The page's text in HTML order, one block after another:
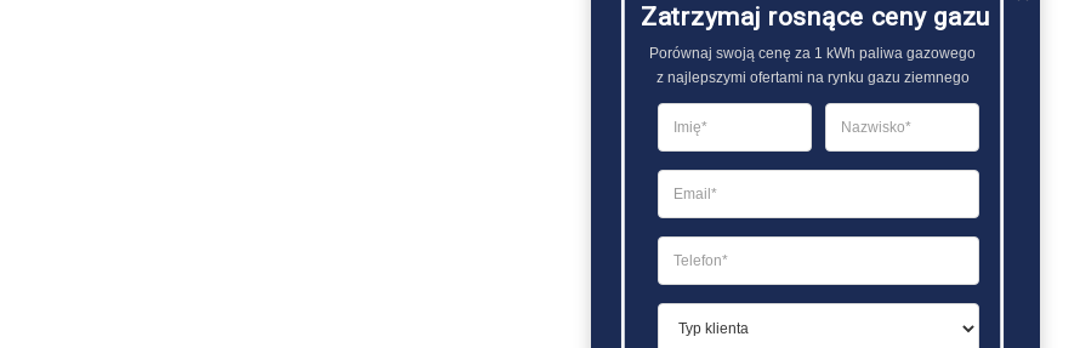
Zatrzymaj rosnące ceny gazu
Porównaj swoją cenę za 1 kWh paliwa gazowego
z najlepszymi ofertami na rynku gazu ziemnego